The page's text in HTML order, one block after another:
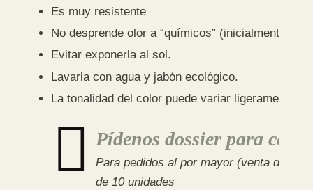
Es muy resistente
No desprende olor a “químicos” (inicialmente
Evitar exponerla al sol.
Lavarla con agua y jabón ecológico.
La tonalidad del color puede variar ligeramente
Pídenos dossier para
Para pedidos al por mayor (venta de
de 10 unidades